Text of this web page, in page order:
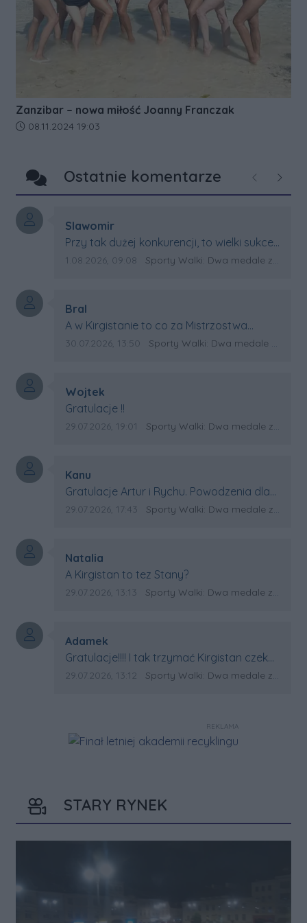
Zanzibar – nowa miłość Joanny Franczak
Data dodania artykułu:
08.11.2024 19:03
Ostatnie komentarze Poprzednie
Autor komentarza:
Slawomir
Treść komentarza:
Przy tak dużej konkurencji, to wielki sukces
Artura. Gratulacje !
Data dodania komentarza:
1.08.2026, 09:08 Źródło komentarza:
Sporty Walki: Dwa medale za oceanem
Autor komentarza:
Bral
Treść komentarza:
A w Kirgistanie to co za Mistrzostwa
Swiata?
Data dodania komentarza:
30.07.2026, 13:50 Źródło komentarza:
Sporty Walki: Dwa medale za oceanem
Autor komentarza:
Wojtek
Treść komentarza:
Gratulacje !!
Data dodania komentarza:
29.07.2026, 19:01 Źródło komentarza:
Sporty Walki: Dwa medale za oceanem
Autor komentarza:
Kanu
Treść komentarza:
Gratulacje Artur i Rychu. Powodzenia dla
Kirgistanu.
Data dodania komentarza:
29.07.2026, 17:43 Źródło komentarza:
Sporty Walki: Dwa medale za oceanem
Autor komentarza:
Natalia
Treść komentarza:
A Kirgistan to tez Stany?
Data dodania komentarza:
29.07.2026, 13:13 Źródło komentarza:
Sporty Walki: Dwa medale za oceanem
Autor komentarza:
Adamek
Treść komentarza:
Gratulacje!!!! I tak trzymać Kirgistan czeka
na powtórkę z USA a może i złote medale.
Data dodania komentarza:
29.07.2026, 13:12 Źródło komentarza:
Sporty Walki: Dwa medale za oceanem
REKLAMA
STARY RYNEK